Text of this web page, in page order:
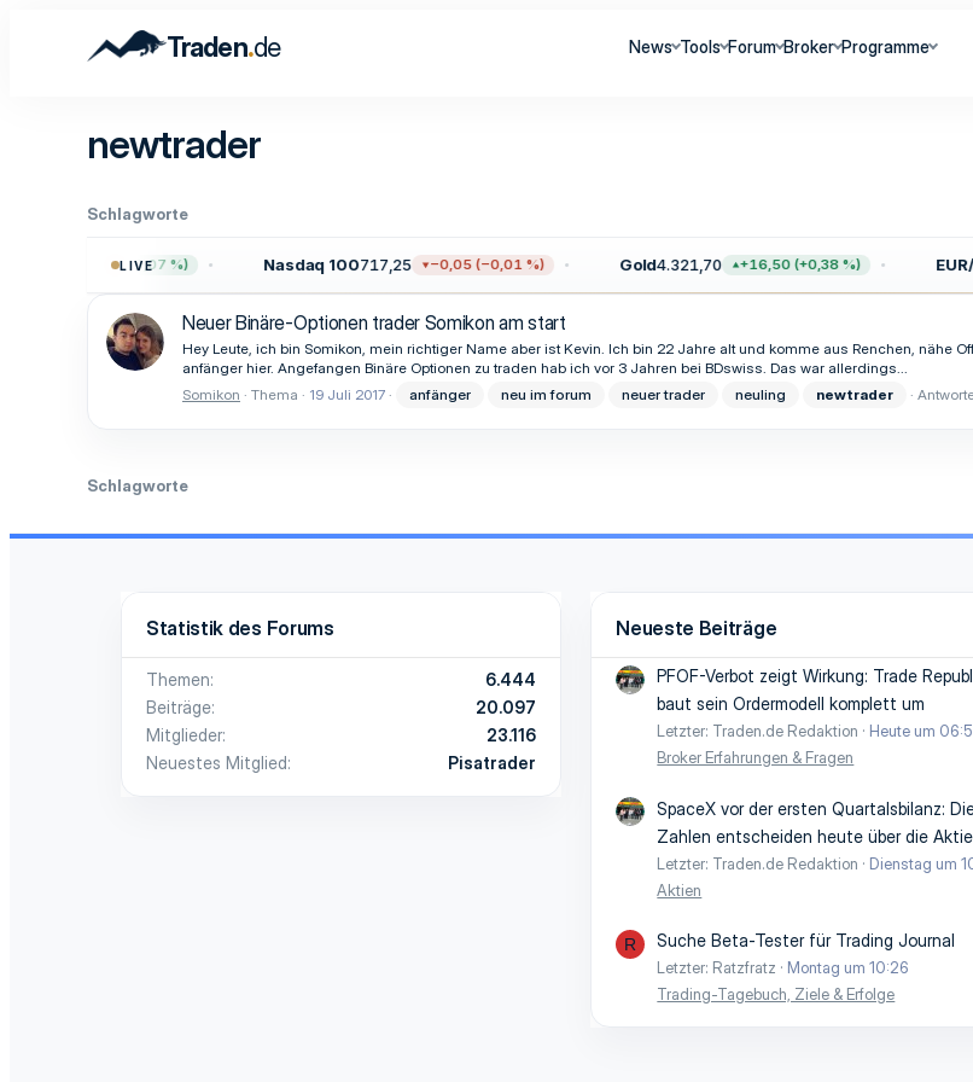
Traden.de News Tools Forum Broker Programme
newtrader
Schlagworte
LIVE
+5,16 (+0,07 %) Nasdaq 100717,25 −0,05 (−0,01 %) Gold4.321,70 +16,50 (+0,38 %) EUR/
Neuer Binäre-Optionen trader Somikon am start
Hey Leute, ich bin Somikon, mein richtiger Name aber ist Kevin. Ich bin 22 Jahre alt und komme aus Renchen, nähe
anfänger hier. Angefangen Binäre Optionen zu traden hab ich vor 3 Jahren bei BDswiss. Das war allerdings...
Somikon
Thema 19 Juli 2017 anfänger neu im forum neuer trader neuling newtrader
Schlagworte
Statistik des Forums
Themen
6.444
Beiträge
20.097
Mitglieder
23.116
Neuestes Mitglied
Pisatrader
Neueste Beiträge
PFOF-Verbot zeigt Wirkung: Trade
baut sein Ordermodell komplett um
Letzter: Traden.de Redaktion
Heute um
Broker Erfahrungen & Fragen
SpaceX vor der ersten Quartalsbilanz:
Zahlen entscheiden heute über die Aktie
Letzter: Traden.de Redaktion
Dienstag um
Aktien
R Suche Beta-Tester für Trading Journal
Letzter: Ratzfratz
Montag um 10:26
Trading-Tagebuch, Ziele & Erfolge